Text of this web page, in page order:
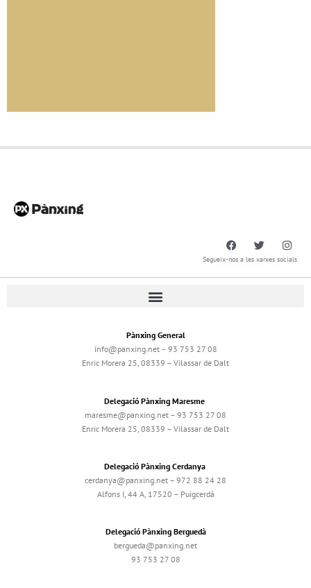
Segueix-nos a les xarxes socials
Pànxing General
info@panxing.net – 93 753 27 08
Enric Morera 25, 08339 – Vilassar de Dalt
Delegació Pànxing Maresme
maresme@panxing.net – 93 753 27 08
Enric Morera 25, 08339 – Vilassar de Dalt
Delegació Pànxing Cerdanya
cerdanya@panxing.net – 972 88 24 28
Alfons I, 44 A, 17520 – Puigcerdà
Delegació Pànxing Berguedà
bergueda@panxing.net
93 753 27 08